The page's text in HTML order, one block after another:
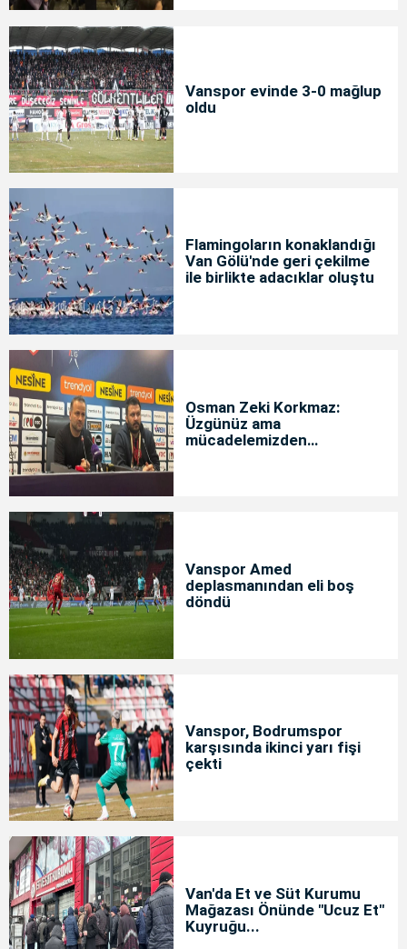
Vanspor evinde 3-0 mağlup
oldu
Flamingoların konaklandığı
Van Gölü'nde geri çekilme
ile birlikte adacıklar oluştu
Osman Zeki Korkmaz:
Üzgünüz ama
mücadelemizden
Vanspor Amed
deplasmanından eli boş
döndü
Vanspor, Bodrumspor
karşısında ikinci yarı fişi
çekti
Van'da Et ve Süt Kurumu
Mağazası Önünde "Ucuz Et"
Kuyruğu...